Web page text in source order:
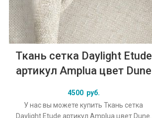
Ткань сетка Daylight Etude
артикул Amplua цвет Dune
4500 руб.
У нас вы можете купить Ткань сетка
Daylight Etude артикул Amplua цвет Dune.